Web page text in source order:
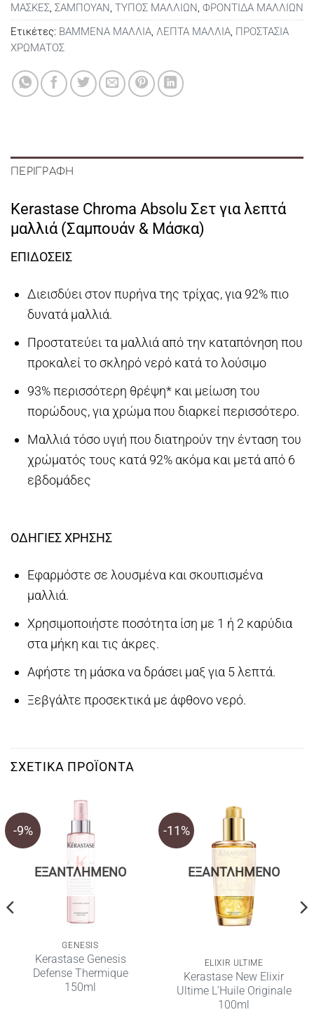
ΜΑΣΚΕΣ, ΣΑΜΠΟΥΑΝ, ΤΥΠΟΣ ΜΑΛΛΙΩΝ, ΦΡΟΝΤΙΔΑ ΜΑΛΛΙΩΝ
Ετικέτες: ΒΑΜΜΕΝΑ ΜΑΛΛΙΑ, ΛΕΠΤΑ ΜΑΛΛΙΑ, ΠΡΟΣΤΑΣΙΑ
ΧΡΩΜΑΤΟΣ
ΠΕΡΙΓΡΑΦΉ
Kerastase Chroma Absolu Σετ για λεπτά
μαλλιά (Σαμπουάν & Μάσκα)
ΕΠΙΔΟΣΕΙΣ
Διεισδύει στον πυρήνα της τρίχας, για 92% πιο
δυνατά μαλλιά.
Προστατεύει τα μαλλιά από την καταπόνηση που
προκαλεί το σκληρό νερό κατά το λούσιμο
93% περισσότερη θρέψη* και μείωση του
πορώδους, για χρώμα που διαρκεί περισσότερο.
Μαλλιά τόσο υγιή που διατηρούν την ένταση του
χρώματός τους κατά 92% ακόμα και μετά από 6
εβδομάδες
ΟΔΗΓΙΕΣ ΧΡΗΣΗΣ
Εφαρμόστε σε λουσμένα και σκουπισμένα
μαλλιά.
Χρησιμοποιήστε ποσότητα ίση με 1 ή 2 καρύδια
στα μήκη και τις άκρες.
Αφήστε τη μάσκα να δράσει μαξ για 5 λεπτά.
Ξεβγάλτε προσεκτικά με άφθονο νερό.
ΣΧΕΤΙΚΆ ΠΡΟΪΌΝΤΑ
-9%
ΕΞΑΝΤΛΗΜΈΝΟ
GENESIS
Kerastase Genesis
Defense Thermique
150ml
-11%
ΕΞΑΝΤΛΗΜΈΝΟ
ELIXIR ULTIME
Kerastase New Elixir
Ultime L’Huile Originale
100ml